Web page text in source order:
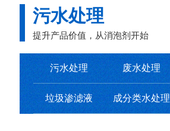
污水处理
提升产品价值，从消泡剂开始
污水处理 废水处理
垃圾渗滤液 成分类水处理